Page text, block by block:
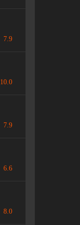
7.9
10.0
7.9
6.6
8.0